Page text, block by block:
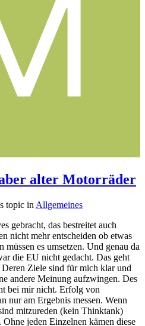
alter Motorräder
topic in Allgemeines
gebracht, das bestreitet auch
nicht mehr entscheiden ob etwas
müssen es umsetzen. Und genau da
die EU nicht gedacht. Das geht
Ziele sind für mich klar und
andere Meinung aufzwingen. Des
bei mir nicht. Erfolg von
nur am Ergebnis messen. Wenn
mitzureden (kein Thinktank)
jeden Einzelnen kämen diese